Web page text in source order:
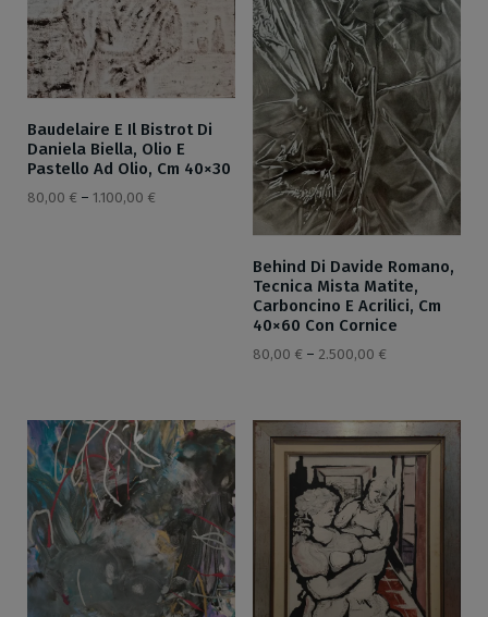
Baudelaire E Il Bistrot Di
Daniela Biella, Olio E
Pastello Ad Olio, Cm 40×30
80,00 € – 1.100,00 €
Behind Di Davide Romano,
Tecnica Mista Matite,
Carboncino E Acrilici, Cm
40×60 Con Cornice
80,00 € – 2.500,00 €